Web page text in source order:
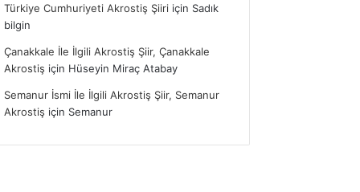
Türkiye Cumhuriyeti Akrostiş Şiiri için Sadık
bilgin
Çanakkale İle İlgili Akrostiş Şiir, Çanakkale
Akrostiş için Hüseyin Miraç Atabay
Semanur İsmi İle İlgili Akrostiş Şiir, Semanur
Akrostiş için Semanur